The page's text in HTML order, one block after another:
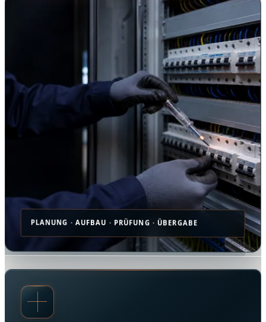
PLANUNG · AUFBAU · PRÜFUNG · ÜBERGABE